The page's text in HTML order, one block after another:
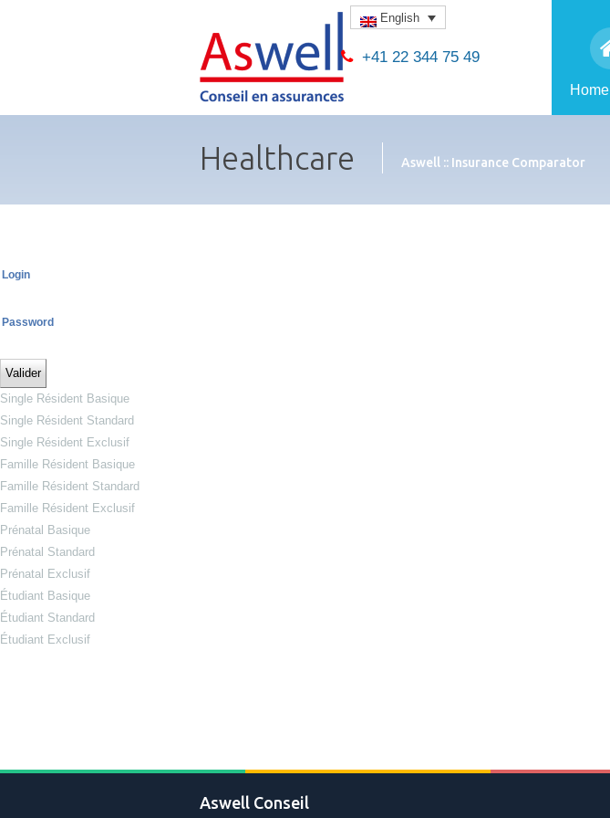
Home
English
+41 22 344 75 49
Healthcare Aswell :: Insurance Comparator
Login
Password
Valider
Single Résident Basique
Single Résident Standard
Single Résident Exclusif
Famille Résident Basique
Famille Résident Standard
Famille Résident Exclusif
Prénatal Basique
Prénatal Standard
Prénatal Exclusif
Étudiant Basique
Étudiant Standard
Étudiant Exclusif
Aswell Conseil